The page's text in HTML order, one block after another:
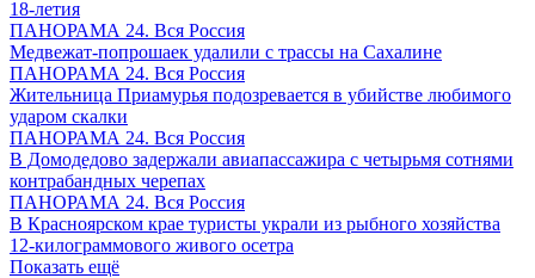
18-летия
ПАНОРАМА 24. Вся Россия
Медвежат-попрошаек удалили с трассы на Сахалине
ПАНОРАМА 24. Вся Россия
Жительница Приамурья подозревается в убийстве любимого
ударом скалки
ПАНОРАМА 24. Вся Россия
В Домодедово задержали авиапассажира с четырьмя сотнями
контрабандных черепах
ПАНОРАМА 24. Вся Россия
В Красноярском крае туристы украли из рыбного хозяйства
12-килограммового живого осетра
Показать ещё